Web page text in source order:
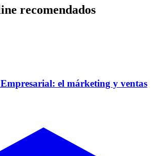
recomendados
el márketing y ventas